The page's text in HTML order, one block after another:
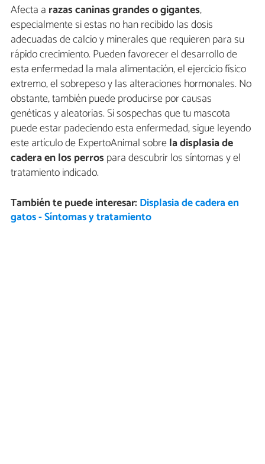
Afecta a razas caninas grandes o gigantes,
especialmente si estas no han recibido las dosis
adecuadas de calcio y minerales que requieren para su
rápido crecimiento. Pueden favorecer el desarrollo de
esta enfermedad la mala alimentación, el ejercicio físico
extremo, el sobrepeso y las alteraciones hormonales. No
obstante, también puede producirse por causas
genéticas y aleatorias. Si sospechas que tu mascota
puede estar padeciendo esta enfermedad, sigue leyendo
este artículo de ExpertoAnimal sobrela displasia de
cadera en los perros para descubrir los síntomas y el
tratamiento indicado.
También te puede interesar: Displasia de cadera en
gatos - Síntomas y tratamiento